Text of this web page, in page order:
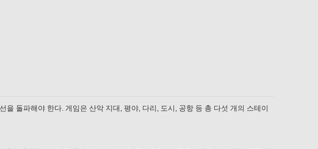
돌파해야 한다. 게임은 산악 지대, 평야, 다리, 도시, 공항 등 총 다섯 개의 스테이